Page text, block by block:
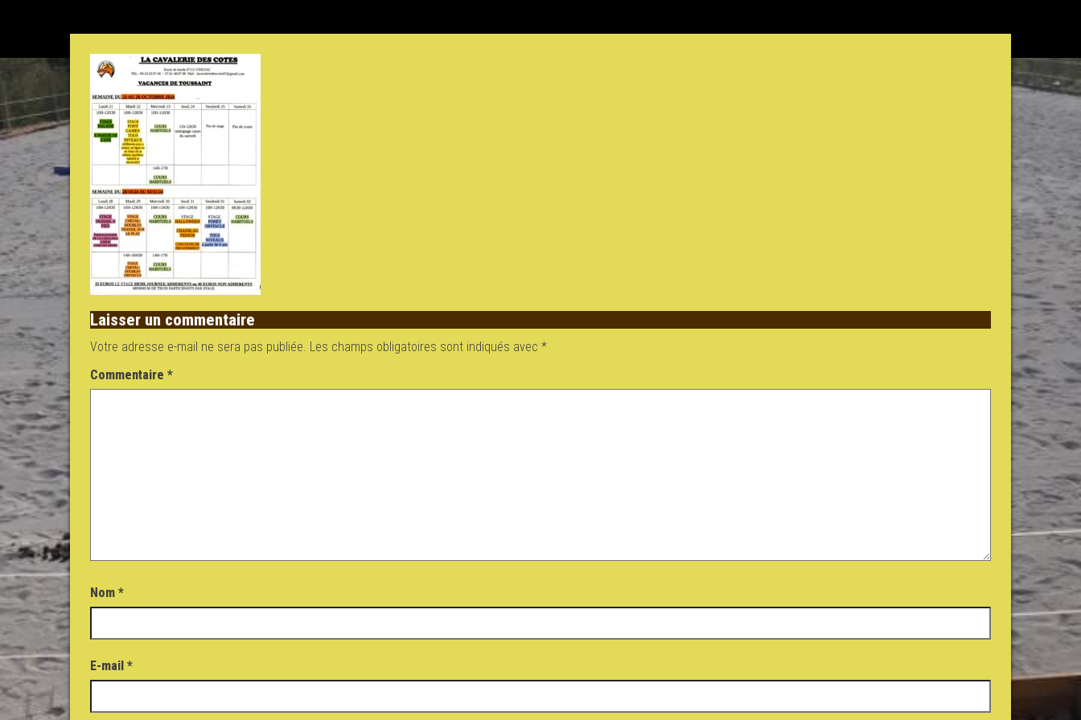
Laisser un commentaire
Votre adresse e-mail ne sera pas publiée. Les champs obligatoires sont indiqués avec *
Commentaire *
Nom *
E-mail *